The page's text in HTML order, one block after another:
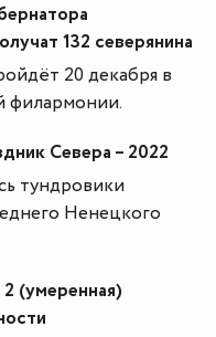
132 северянина
20 декабря в
филармонии.
Севера – 2022
тундровики
Ненецкого
(умеренная)